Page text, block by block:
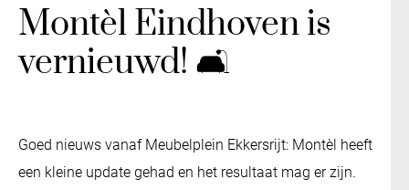
Montèl Eindhoven is
vernieuwd! 🛋️
Goed nieuws vanaf Meubelplein Ekkersrijt: Montèl heeft
een kleine update gehad en het resultaat mag er zijn.